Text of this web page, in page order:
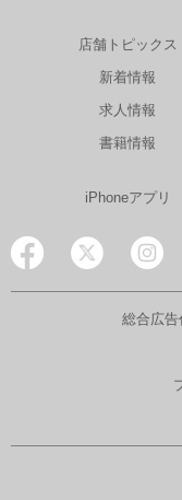
店舗トピックス
新着情報
求人情報
書籍情報
iPhoneアプリ
総合広告